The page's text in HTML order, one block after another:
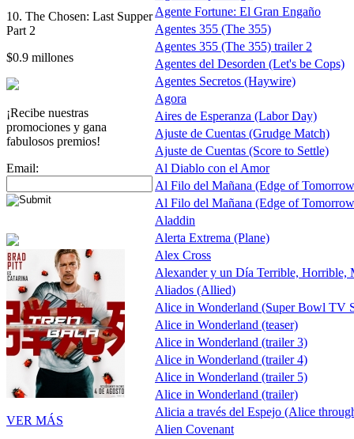
10. The Chosen: Last Supper
Part 2
$0.9 millones
¡Recibe nuestras
promociones y gana
fabulosos premios!
Email:
VER MÁS
Agente Fortune: El Gran Engaño
Agentes 355 (The 355)
Agentes 355 (The 355) trailer 2
Agentes del Desorden (Let's be Cops)
Agentes Secretos (Haywire)
Agora
Aires de Esperanza (Labor Day)
Ajuste de Cuentas (Grudge Match)
Ajuste de Cuentas (Score to Settle)
Al Diablo con el Amor
Al Filo del Mañana (Edge of
Al Filo del Mañana (Edge of
Aladdin
Alerta Extrema (Plane)
Alex Cross
Alexander y un Día Terrible, Horrible,
Aliados (Allied)
Alice in Wonderland (Super Bowl TV
Alice in Wonderland (teaser)
Alice in Wonderland (trailer 3)
Alice in Wonderland (trailer 4)
Alice in Wonderland (trailer 5)
Alice in Wonderland (trailer)
Alicia a través del Espejo (Alice
Alien Covenant